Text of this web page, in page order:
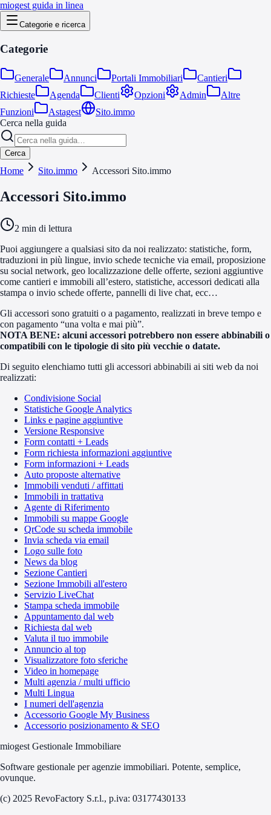
miogest guida in linea
Categorie e ricerca
Categorie
Generale Annunci Portali Immobiliari
Cantieri
Richieste
Agenda Clienti Opzioni Admin
Altre
Funzioni
Astagest
Sito.immo
Cerca nella guida
Cerca
Home Sito.immo Accessori Sito.immo
Accessori Sito.immo
2 min di lettura
Puoi aggiungere a qualsiasi sito da noi realizzato: statistiche, form,
traduzioni in più lingue, invio schede tecniche via email, proposizione
su social network, geo localizzazione delle offerte, sezioni aggiuntive
come cantieri e immobili all’estero, statistiche, accessori dedicati alla
stampa o invio schede offerte, pannelli di live chat, ecc…
Gli accessori sono gratuiti o a pagamento, realizzati in breve tempo e
con pagamento “una volta e mai più”.
NOTA BENE: alcuni accessori potrebbero non essere abbinabili o
compatibili con le tipologie di sito più vecchie o datate.
Di seguito elenchiamo tutti gli accessori abbinabili ai siti web da noi
realizzati:
Condivisione Social
Statistiche Google Analytics
Links e pagine aggiuntive
Versione Responsive
Form contatti + Leads
Form richiesta informazioni aggiuntive
Form informazioni + Leads
Auto proposte alternative
Immobili venduti / affittati
Immobili in trattativa
Agente di Riferimento
Immobili su mappe Google
QrCode su scheda immobile
Invia scheda via email
Logo sulle foto
News da blog
Sezione Cantieri
Sezione Immobili all'estero
Servizio LiveChat
Stampa scheda immobile
Appuntamento dal web
Richiesta dal web
Valuta il tuo immobile
Annuncio al top
Visualizzatore foto sferiche
Video in homepage
Multi agenzia / multi ufficio
Multi Lingua
I numeri dell'agenzia
Accessorio Google My Business
Accessorio posizionamento & SEO
miogest Gestionale Immobiliare
Software gestionale per agenzie immobiliari. Potente, semplice,
ovunque.
(c) 2025 RevoFactory S.r.l., p.iva: 03177430133